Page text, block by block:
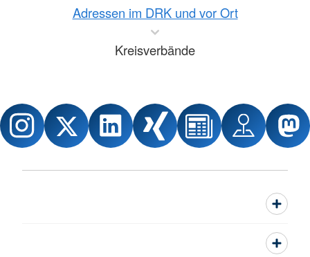
Adressen im DRK und vor Ort
Kreisverbände